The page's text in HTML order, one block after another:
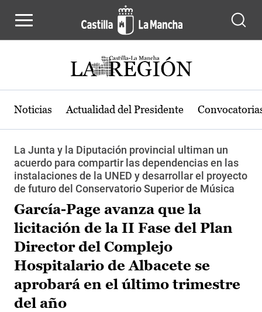
Noticias Actualidad del Presidente
La Junta y la Diputación provincial ultiman un
acuerdo para compartir las dependencias en las
instalaciones de la UNED y desarrollar el proyecto
de futuro del Conservatorio Superior de Música
García-Page avanza que la
licitación de la II Fase del Plan
Director del Complejo
Hospitalario de Albacete se
aprobará en el último trimestre
del año